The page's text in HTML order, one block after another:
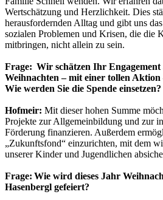
Wertschätzung und Herzlichkeit. Dies
herausfordernden Alltag und gibt uns
sozialen Problemen und Krisen, die die
mitbringen, nicht allein zu sein.
Frage: Wir schätzen Ihr Engagement
Weihnachten – mit einer tollen Aktion
Wie werden Sie die Spende einsetzen?
Hofmeir: Mit dieser hohen Summe
Projekte zur Allgemeinbildung und zur
Förderung finanzieren. Außerdem
„Zukunftsfond“ einzurichten, mit dem
unserer Kinder und Jugendlichen
Frage: Wie wird dieses Jahr
Hasenbergl gefeiert?